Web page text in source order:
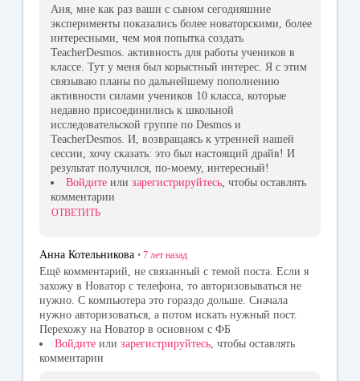
Аня, мне как раз ваши с сыном сегодняшние
эксперименты показались более новаторскими, более
интересными, чем моя попытка создать
TeacherDesmos. активность для работы учеников в
классе. Тут у меня был корыстный интерес. Я с этим
связываю планы по дальнейшему пополнению
активности силами учеников 10 класса, которые
недавно присоединились к школьной
исследовательской группе по Desmos и
TeacherDesmos. И, возвращаясь к утренней нашей
сессии, хочу сказать: это был настоящий драйв! И
результат получился, по-моему, интересный!
Войдите или зарегистрируйтесь, чтобы оставлять
комментарии
ОТВЕТИТЬ
Анна Котельникова • 7 лет назад
Ещё комментарий, не связанный с темой поста. Если я
захожу в Новатор с телефона, то авторизовываться не
нужно. С компьютера это гораздо дольше. Сначала
нужно авторизоваться, а потом искать нужный пост.
Перехожу на Новатор в основном с ФБ
Войдите или зарегистрируйтесь , чтобы оставлять
комментарии